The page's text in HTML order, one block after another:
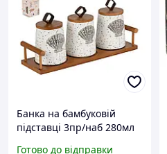
Банка на бамбуковій
підставці 3пр/наб 280мл
Готово до відправки